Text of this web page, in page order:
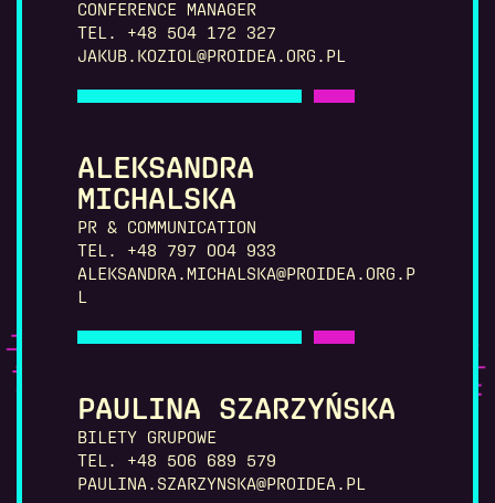
CONFERENCE MANAGER
TEL. +48 504 172 327
JAKUB.KOZIOL@PROIDEA.ORG.PL
ALEKSANDRA
MICHALSKA
PR & COMMUNICATION
TEL. +48 797 004 933
ALEKSANDRA.MICHALSKA@PROIDEA.ORG.P
L
PAULINA SZARZYŃSKA
BILETY GRUPOWE
TEL. +48 506 689 579
PAULINA.SZARZYNSKA@PROIDEA.PL